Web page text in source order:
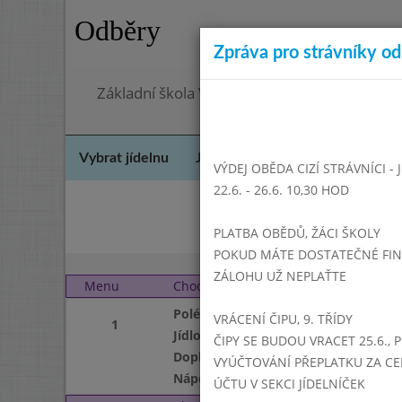
Odběry
Základní škola Vrbno pod Pradědem, okres
Vybrat jídelnu Jídelní lístek
Menu
Chod Úterý 1. 12. 2020 (11:15
1
Polévka
Jídlo
Doplněk
Nápoj
Zpráva pro strávníky
VÝDEJ OBĚDA CIZÍ STRÁVNÍCI -
22.6. - 26.6. 10,30 HOD
PLATBA OBĚDŮ, ŽÁCI ŠKOLY
POKUD MÁTE DOSTATEČNÉ
ZÁLOHU UŽ NEPLAŤTE
VRÁCENÍ ČIPU, 9. TŘÍDY
ČIPY SE BUDOU VRACET 25.6.,
VYÚČTOVÁNÍ PŘEPLATKU ZA
ÚČTU V SEKCI JÍDELNÍČEK